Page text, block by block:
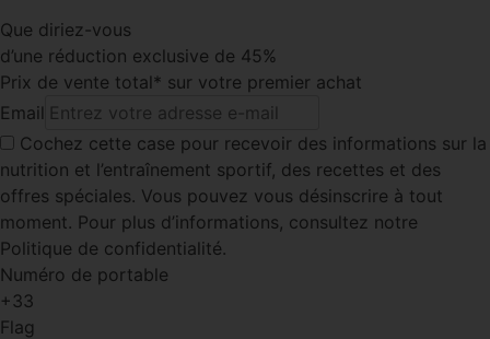
Que diriez-vous
d’une réduction exclusive de 45%
Prix de vente total* sur votre premier achat
Email
Cochez cette case pour recevoir des informations sur la
nutrition et l’entraînement sportif, des recettes et des
offres spéciales. Vous pouvez vous désinscrire à tout
moment. Pour plus d’informations, consultez notre
Politique de confidentialité.
Numéro de portable
+33
Flag